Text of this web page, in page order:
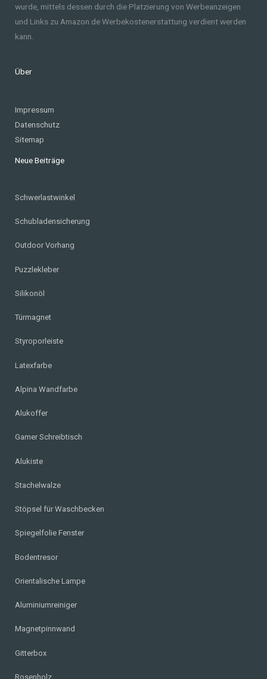
wurde, mittels dessen durch die Platzierung von Werbeanzeigen
und Links zu Amazon.de Werbekostenerstattung verdient werden
kann.
Über
Impressum
Datenschutz
Sitemap
Neue Beiträge
Schwerlastwinkel
Schubladensicherung
Outdoor Vorhang
Puzzlekleber
Silikonöl
Türmagnet
Styroporleiste
Latexfarbe
Alpina Wandfarbe
Alukoffer
Gamer Schreibtisch
Alukiste
Stachelwalze
Stöpsel für Waschbecken
Spiegelfolie Fenster
Bodentresor
Orientalische Lampe
Aluminiumreiniger
Magnetpinnwand
Gitterbox
Rosenholz